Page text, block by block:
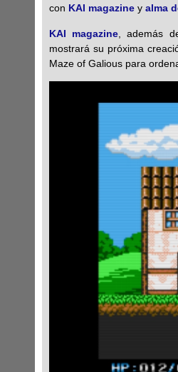
con KAI magazine y alma
KAI magazine , además
mostrará su próxima
Maze of Galious para